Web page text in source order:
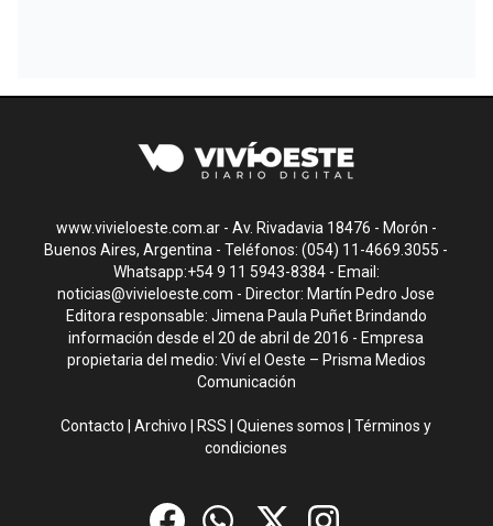
www.vivieloeste.com.ar - Av. Rivadavia 18476 - Morón -
Buenos Aires, Argentina - Teléfonos: (054) 11-4669.3055 -
Whatsapp:+54 9 11 5943-8384 - Email:
noticias@vivieloeste.com - Director: Martín Pedro Jose
Editora responsable: Jimena Paula Puñet Brindando
información desde el 20 de abril de 2016 - Empresa
propietaria del medio: Viví el Oeste – Prisma Medios
Comunicación
Contacto |Archivo RSS |Quienes somos |Términos y
condiciones